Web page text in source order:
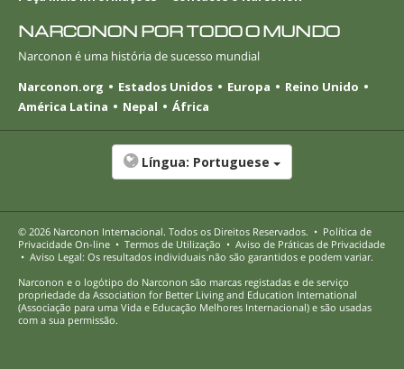
NARCONON POR TODO O MUNDO
Narconon é uma história de sucesso mundial
Narconon.org
Estados Unidos Europa
Reino Unido
América Latina
Nepal África
Língua: Portuguese
© 2026 Narconon Internacional. Todos os Direitos Reservados. • Política de
Privacidade On-line • Termos de Utilização • Aviso de Práticas de Privacidade
• Aviso Legal: Os resultados individuais não são garantidos e podem variar.
Narconon e o logótipo do Narconon são marcas registadas e de serviço
propriedade da Association for Better Living and Education International
(Associação para uma Vida e Educação Melhores Internacional) e são usadas
com a sua permissão.